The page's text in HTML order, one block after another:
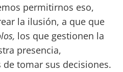
permitirnos eso,
la ilusión, a que que
los que gestionen la
presencia,
tomar sus decisiones.